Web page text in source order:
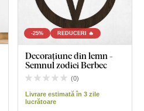
-25% REDUCERI 🔥
Decorațiune din lemn -
Semnul zodiei Berbec
(0)
Livrare estimată în 3 zile
lucrătoare